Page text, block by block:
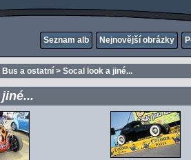
Seznam alb Nejnovější obrázky
Bus a ostatní > Socal look a jiné...